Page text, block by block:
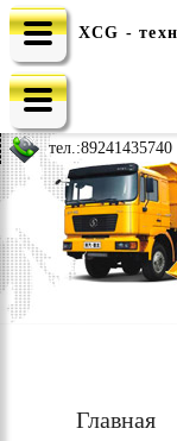
e-mail: china-
тел.:89241435740
Главная
XCG -